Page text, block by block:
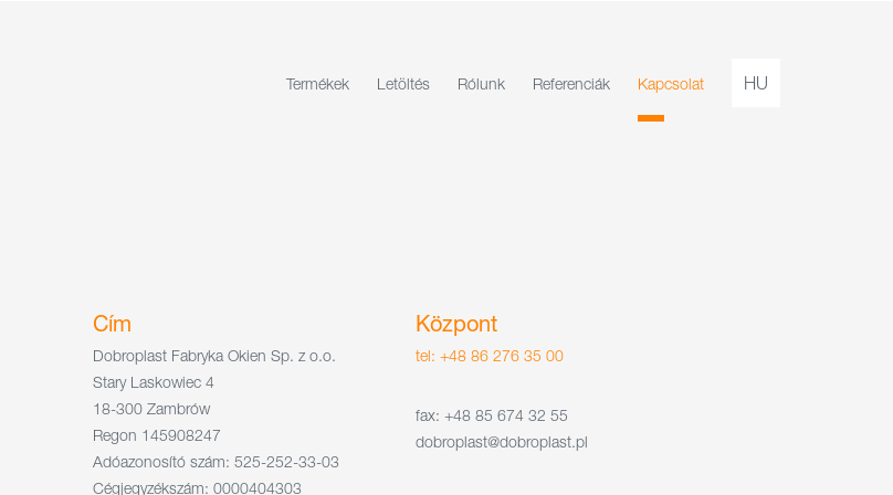
Termékek Letöltés Rólunk Referenciák Kapcsolat HU
Cím
Dobroplast Fabryka Okien Sp. z o.o.
Stary Laskowiec 4
18-300 Zambrów
Regon 145908247
Adóazonosító szám: 525-252-33-03
Cégjegyzékszám: 0000404303
Központ
tel: +48 86 276 35 00
fax: +48 85 674 32 55
dobroplast@dobroplast.pl